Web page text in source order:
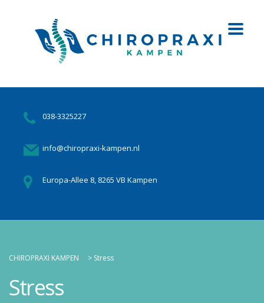
038-3325227
info@chiropraxi-kampen.nl
Europa-Allee 8, 8265 VB Kampen
CHIROPRAXI KAMPEN > Stress
Stress